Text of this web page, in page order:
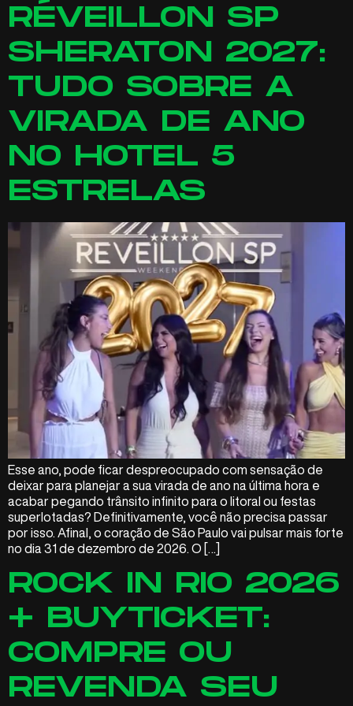
RÉVEILLON SP
SHERATON 2027:
TUDO SOBRE A
VIRADA DE ANO
NO HOTEL 5
ESTRELAS
Esse ano, pode ficar despreocupado com sensação de
deixar para planejar a sua virada de ano na última hora e
acabar pegando trânsito infinito para o litoral ou festas
superlotadas? Definitivamente, você não precisa passar
por isso. Afinal, o coração de São Paulo vai pulsar mais forte
no dia 31 de dezembro de 2026. O […]
ROCK IN RIO 2026
+ BUYTICKET:
COMPRE OU
REVENDA SEU